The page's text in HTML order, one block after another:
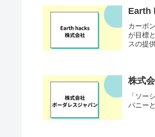
Earth
カーボ
が目標
スの提
株式
「ソー
パニー